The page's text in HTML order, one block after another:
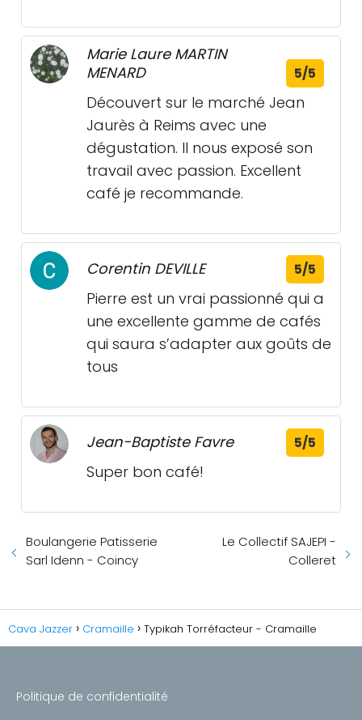
Marie Laure MARTIN
MENARD
5/5
Découvert sur le marché Jean
Jaurès à Reims avec une
dégustation. Il nous exposé son
travail avec passion. Excellent
café je recommande.
Corentin DEVILLE 5/5
Pierre est un vrai passionné qui a
une excellente gamme de cafés
qui saura s’adapter aux goûts de
tous
Jean-Baptiste Favre 5/5
Super bon café!
Boulangerie Patisserie
Sarl Idenn - Coincy
Le Collectif SAJEPI -
Colleret
Cava Jazzer Cramaille Typikah Torréfacteur - Cramaille
Politique de confidentialité